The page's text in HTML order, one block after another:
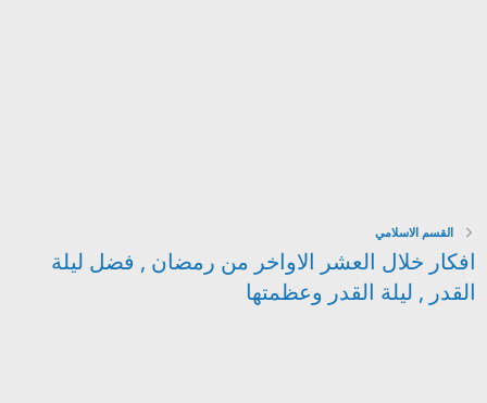
القسم الاسلامي
افكار خلال العشر الاواخر من رمضان , فضل ليلة
القدر , ليلة القدر وعظمتها